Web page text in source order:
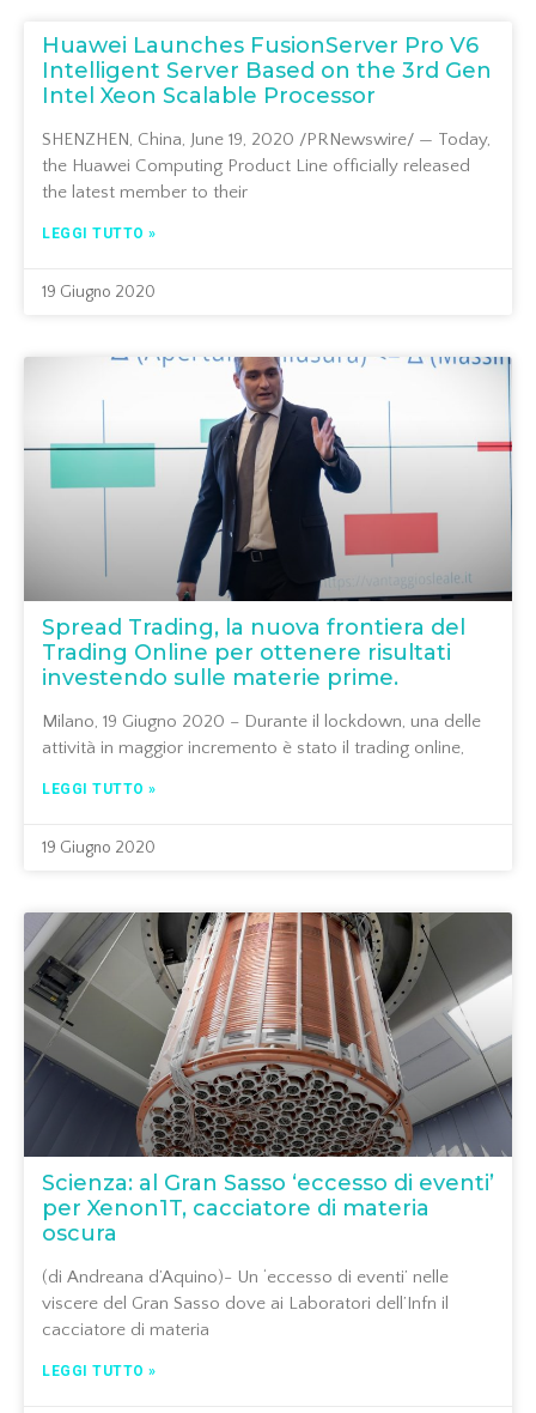
Huawei Launches FusionServer Pro V6
Intelligent Server Based on the 3rd Gen
Intel Xeon Scalable Processor
SHENZHEN, China, June 19, 2020 /PRNewswire/ — Today,
the Huawei Computing Product Line officially released
the latest member to their
LEGGI TUTTO »
19 Giugno 2020
Spread Trading, la nuova frontiera del
Trading Online per ottenere risultati
investendo sulle materie prime.
Milano, 19 Giugno 2020 – Durante il lockdown, una delle
attività in maggior incremento è stato il trading online,
LEGGI TUTTO »
19 Giugno 2020
Scienza: al Gran Sasso ‘eccesso di eventi’
per Xenon1T, cacciatore di materia
oscura
(di Andreana d’Aquino)- Un ‘eccesso di eventi’ nelle
viscere del Gran Sasso dove ai Laboratori dell’Infn il
cacciatore di materia
LEGGI TUTTO »